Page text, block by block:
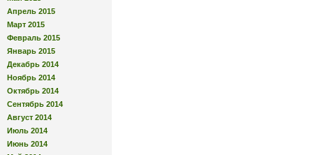
Апрель 2015
Март 2015
Февраль 2015
Январь 2015
Декабрь 2014
Ноябрь 2014
Октябрь 2014
Сентябрь 2014
Август 2014
Июль 2014
Июнь 2014